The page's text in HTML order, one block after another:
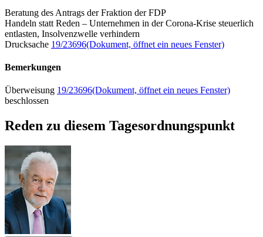
Beratung des Antrags der Fraktion der FDP
Handeln statt Reden – Unternehmen in der Corona-Krise steuerlich
entlasten, Insolvenzwelle verhindern
Drucksache 19/23696(Dokument, öffnet ein neues Fenster)
Bemerkungen
Überweisung 19/23696(Dokument, öffnet ein neues Fenster)
beschlossen
Reden zu diesem Tagesordnungspunkt